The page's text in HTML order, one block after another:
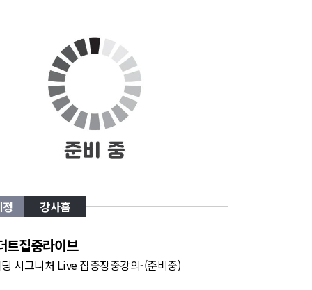
강사홈
집중라이브
시그니처 Live 집중장중강의-(준비중)